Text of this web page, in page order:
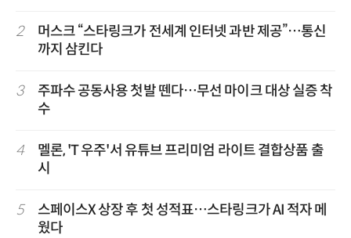
2
머스크 “스타링크가 전세계 인터넷 과반 제공”…통신
까지 삼킨다
3
주파수 공동사용 첫발 뗀다…무선 마이크 대상 실증 착
수
4
멜론, 'T 우주'서 유튜브 프리미엄 라이트 결합상품 출
시
5
스페이스X 상장 후 첫 성적표…스타링크가 AI 적자 메
웠다